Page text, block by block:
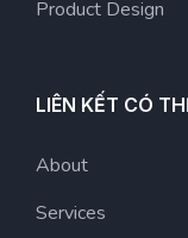
Product Design
LIÊN KẾT CÓ
About
Services